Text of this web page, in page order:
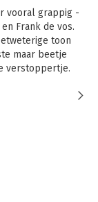
vooral grappig -
Frank de vos.
toon
maar beetje
verstoppertje.
te kleine grot.
vriend
hij hem niet
gaan
toch niet